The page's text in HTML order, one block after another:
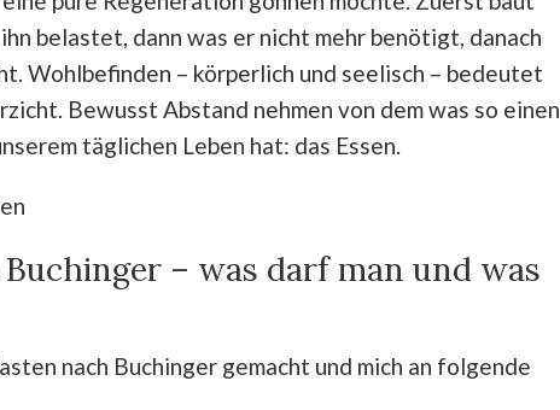
belastet, dann was er nicht mehr benötigt, danach
Wohlbefinden – körperlich und seelisch – bedeutet
Bewusst Abstand nehmen von dem was so einen
täglichen Leben hat: das Essen.
– was darf man und was
nach Buchinger gemacht und mich an folgende